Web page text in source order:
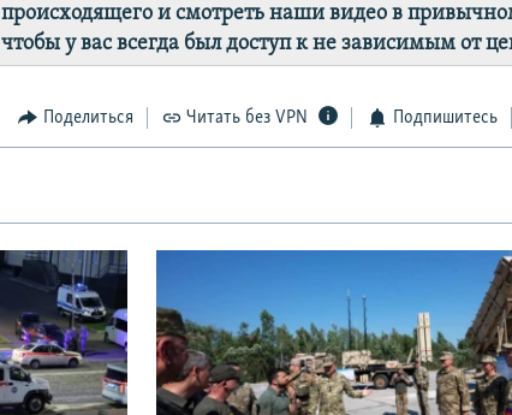
происходящего и смотреть наши видео в
чтобы у вас всегда был доступ к не зависимым от
Поделиться Читать без VPN Подпишитесь